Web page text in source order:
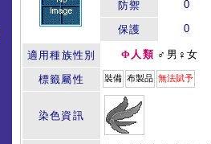
防禦
0
保護 0
適用種族性別 Φ人類 ♂男♀女
標籤屬性 裝備 布製品 無法賦予
染色資訊